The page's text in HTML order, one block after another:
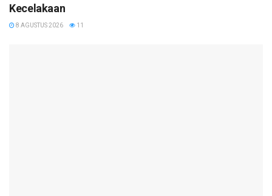
Kecelakaan
8 AGUSTUS 2026 11